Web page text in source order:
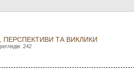
ПЕРСПЕКТИВИ ТА ВИКЛИКИ
242